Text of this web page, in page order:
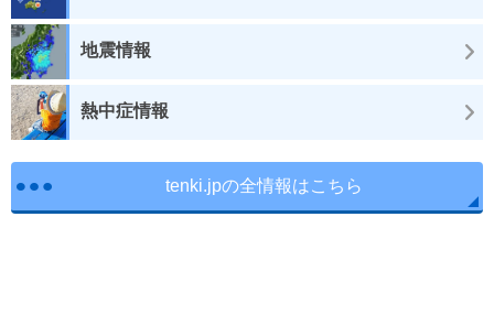
地震情報
熱中症情報
tenki.jpの全情報はこちら